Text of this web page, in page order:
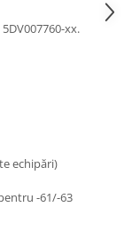
xx.
echipări)
-61/-63